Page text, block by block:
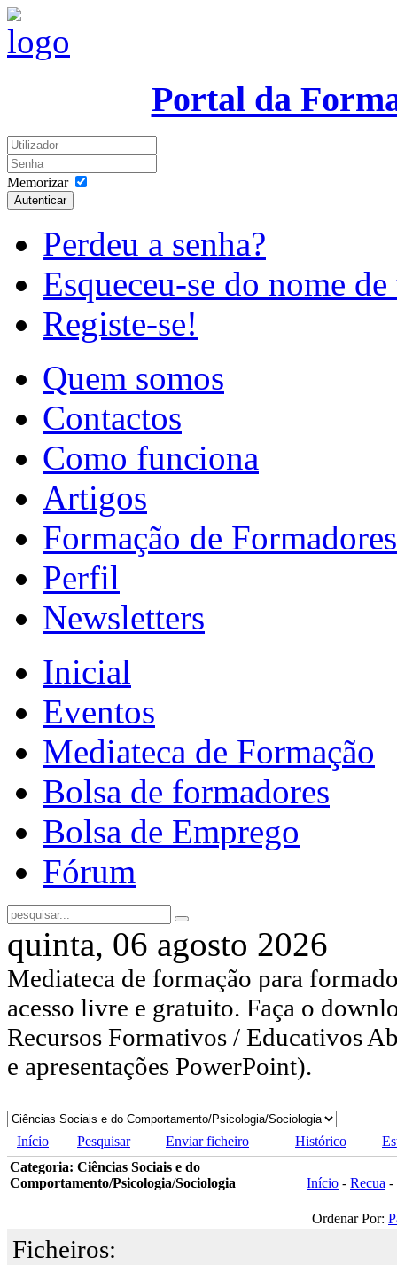
Portal da
Memorizar
Autenticar
Perdeu a senha?
Esqueceu-se do nome
Registe-se!
Quem somos
Contactos
Como funciona
Artigos
Formação de Formadores
Perfil
Newsletters
Inicial
Eventos
Mediateca de Formação
Bolsa de formadores
Bolsa de Emprego
Fórum
quinta, 06 agosto 2026
Mediateca de formação para
acesso livre e gratuito. Faça o
Recursos Formativos / Educativos
e apresentações PowerPoint).
Início Pesquisar Enviar ficheiro Histórico
Categoria: Ciências Sociais e do
Comportamento/Psicologia/Sociologia
Início - Recua -
Ordenar Por:
Ficheiros: